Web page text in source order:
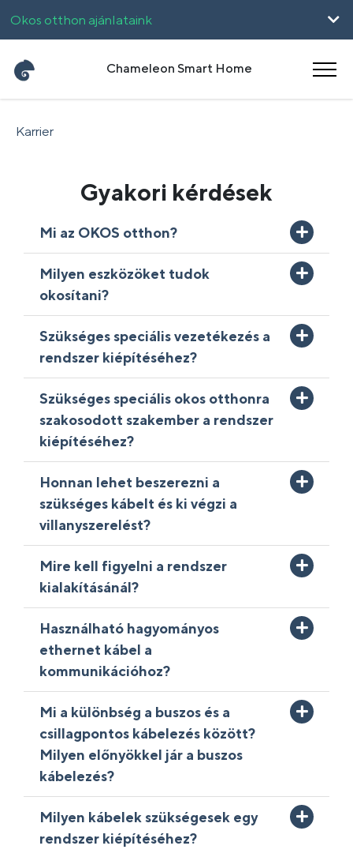
Okos otthon ajánlataink
Vállalkozásoknak
UpHome
Karrier
Chameleon Smart Home
Gyakori kérdések
Mi az OKOS otthon?
Milyen eszközöket tudok
okosítani?
Szükséges speciális vezetékezés a
rendszer kiépítéséhez?
Szükséges speciális okos otthonra
szakosodott szakember a rendszer
kiépítéséhez?
Honnan lehet beszerezni a
szükséges kábelt és ki végzi a
villanyszerelést?
Mire kell figyelni a rendszer
kialakításánál?
Használható hagyományos
ethernet kábel a
kommunikációhoz?
Mi a különbség a buszos és a
csillagpontos kábelezés között?
Milyen előnyökkel jár a buszos
kábelezés?
Milyen kábelek szükségesek egy
rendszer kiépítéséhez?